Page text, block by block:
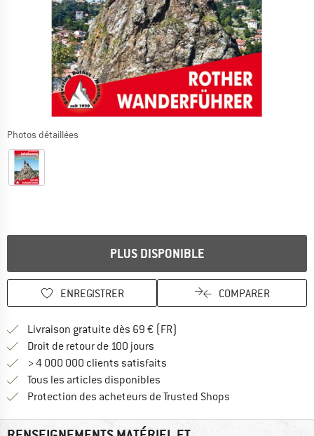
Photos détaillées
PLUS DISPONIBLE
ENREGISTRER COMPARER
Livraison gratuite dès 69 € (FR)
Droit de retour de 100 jours
> 4 000 000 clients satisfaits
Tous les articles disponibles
Protection des acheteurs de Trusted Shops